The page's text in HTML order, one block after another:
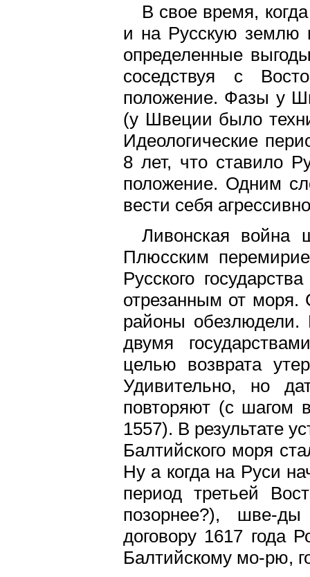
В свое время,
и на Русскую землю
определенные
соседствуя с
положение. Фазы у
(у Швеции было
Идеологические
8 лет, что ставило
положение. Одним
вести себя
Ливонская
Плюсским
Русского
отрезанным от моря.
районы обезлюдели.
двумя
целью возврата
Удивительно, но
повторяют (с шагом
1557). В результате
Балтийского моря
Ну а когда на Руси
период третьей
позорнее?), шве-
договору 1617 года
Балтийскому мо-рю,